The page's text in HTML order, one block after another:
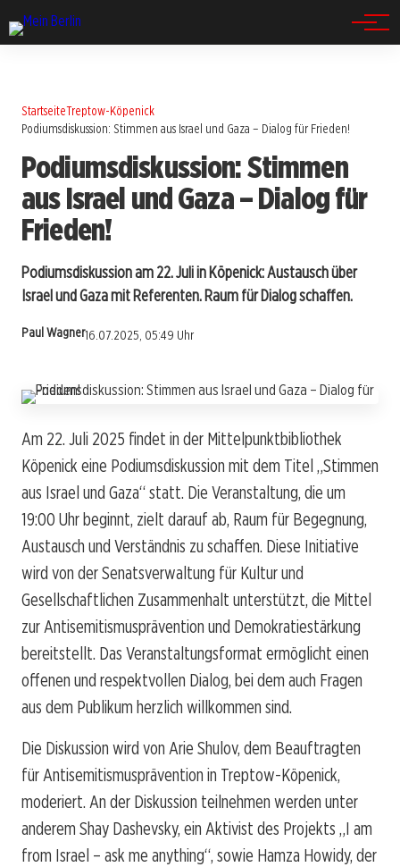
StartseiteTreptow-Köpenick
Podiumsdiskussion: Stimmen aus Israel und Gaza – Dialog für Frieden!
Podiumsdiskussion: Stimmen
aus Israel und Gaza – Dialog für
Frieden!
Podiumsdiskussion am 22. Juli in Köpenick: Austausch über
Israel und Gaza mit Referenten. Raum für Dialog schaffen.
Paul Wagner16.07.2025, 05:49 Uhr
Am 22. Juli 2025 findet in der Mittelpunktbibliothek
Köpenick eine Podiumsdiskussion mit dem Titel „Stimmen
aus Israel und Gaza“ statt. Die Veranstaltung, die um
19:00 Uhr beginnt, zielt darauf ab, Raum für Begegnung,
Austausch und Verständnis zu schaffen. Diese Initiative
wird von der Senatsverwaltung für Kultur und
Gesellschaftlichen Zusammenhalt unterstützt, die Mittel
zur Antisemitismusprävention und Demokratiestärkung
bereitstellt. Das Veranstaltungsformat ermöglicht einen
offenen und respektvollen Dialog, bei dem auch Fragen
aus dem Publikum herzlich willkommen sind.
Die Diskussion wird von Arie Shulov, dem Beauftragten
für Antisemitismusprävention in Treptow-Köpenick,
moderiert. An der Diskussion teilnehmen werden unter
anderem Shay Dashevsky, ein Aktivist des Projekts „I am
from Israel – ask me anything“, sowie Hamza Howidy, der